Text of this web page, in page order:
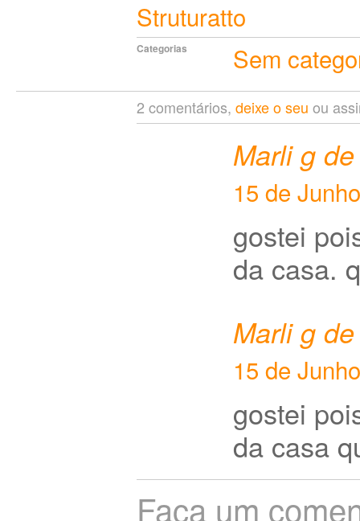
Struturatto
Categorias Sem
2 comentários, deixe o seu ou
Marli g
15 de
gostei
da casa.
Marli g
15 de
gostei
da casa
Faça um